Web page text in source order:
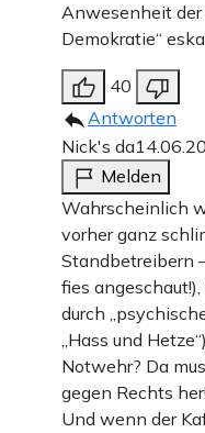
Anwesenheit der
Demokratie“
40
Antworten
Nick's da
Melden
Wahrscheinlich
vorher ganz
Standbetreibern
fies
durch
„Hass und
Notwehr? Da
gegen Rechts her!
Und wenn der